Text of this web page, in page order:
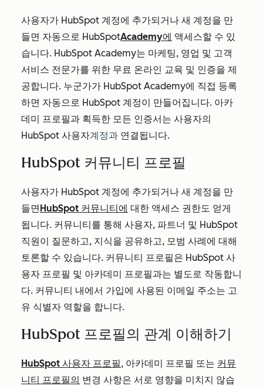
사용자가 HubSpot 계정에 추가되거나 새 계정을 만
들면 자동으로 HubSpotAcademy에 액세스할 수 있
습니다. HubSpot Academy는 마케팅, 영업 및 고객
서비스 전문가를 위한 무료 온라인 교육 및 인증을 제
공합니다. 누군가가 HubSpot Academy에 직접 등록
하면 자동으로 HubSpot 계정이 만들어집니다. 아카
데미 프로필과 획득한 모든 인증서는 사용자의
HubSpot 사용자계정과 연결됩니다.
HubSpot 커뮤니티 프로필
사용자가 HubSpot 계정에 추가되거나 새 계정을 만
들면HubSpot 커뮤니티에 대한 액세스 권한도 얻게
됩니다. 커뮤니티를 통해 사용자, 파트너 및 HubSpot
직원이 질문하고, 지식을 공유하고, 모범 사례에 대해
토론할 수 있습니다. 커뮤니티 프로필은 HubSpot 사
용자 프로필 및 아카데미 프로필과는 별도로 작동합니
다. 커뮤니티 내에서 가입에 사용된 이메일 주소는 고
유 식별자 역할을 합니다.
HubSpot 프로필의 관계 이해하기
HubSpot 사용자 프로필, 아카데미 프로필 또는 커뮤
니티 프로필의 변경 사항은 서로 영향을 미치지 않습